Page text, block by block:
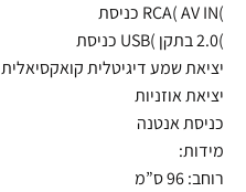
)RCA( AV IN כניסת
)2.0 בתקן )USB כניסת
יציאת שמע דיגיטלית קואקסיאלית
יציאת אוזניות
כניסת אנטנה
מידות:
רוחב: 96 ס”מ